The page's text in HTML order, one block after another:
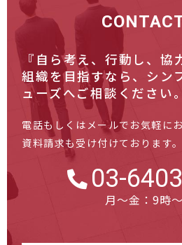
『自ら考え、行動し、協
組織を目指すなら、 シン
ューズへご相談ください。
電話もしくはメールでお気軽に
資料請求も受け付けております。
03-
月～金：9時